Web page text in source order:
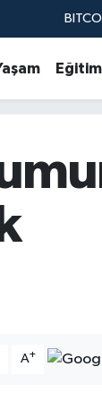
Eğitim
A+